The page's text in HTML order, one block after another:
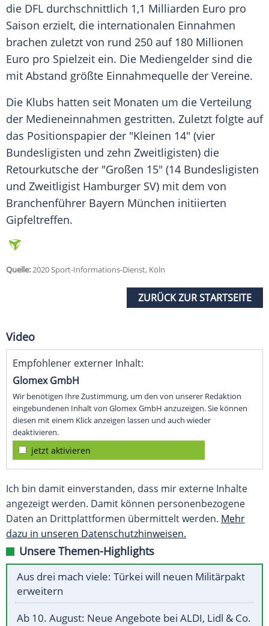
die DFL durchschnittlich 1,1 Milliarden Euro pro
Saison erzielt, die internationalen Einnahmen
brachen zuletzt von rund 250 auf 180 Millionen
Euro pro Spielzeit ein. Die Mediengelder sind die
mit Abstand größte Einnahmequelle der Vereine.
Die Klubs hatten seit Monaten um die Verteilung
der Medieneinnahmen gestritten. Zuletzt folgte auf
das Positionspapier der "Kleinen 14" (vier
Bundesligisten und zehn Zweitligisten) die
Retourkutsche der "Großen 15" (14 Bundesligisten
und Zweitligist Hamburger SV) mit dem von
Branchenführer Bayern München initiierten
Gipfeltreffen.
Quelle:2020 Sport-Informations-Dienst, Köln
ZURÜCK ZUR STARTSEITE
Video
Empfohlener externer Inhalt:
Glomex GmbH
Wir benötigen Ihre Zustimmung, um den von unserer Redaktion
eingebundenen Inhalt von Glomex GmbH anzuzeigen. Sie können
diesen mit einem Klick anzeigen lassen und auch wieder
deaktivieren.
jetzt aktivieren
Ich bin damit einverstanden, dass mir externe Inhalte
angezeigt werden. Damit können personenbezogene
Daten an Drittplattformen übermittelt werden. Mehr
dazu in unseren Datenschutzhinweisen.
Unsere Themen-Highlights
Aus drei mach viele: Türkei will neuen Militärpakt
erweitern
Ab 10. August: Neue Angebote bei ALDI, Lidl & Co.